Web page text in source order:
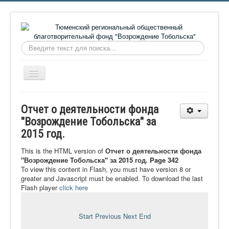
Искать...
Включить/
выключить
О фонде
Онлайн библиотека
Видеоматериалы
Контакты
Сайт проекта Достоевский
Отчет о деятельности фонда
"Возрождение Тобольска" за
2015 год.
This is the HTML version of Отчет о деятельности фонда
"Возрождение Тобольска" за 2015 год. Page 342
To view this content in Flash, you must have version 8 or
greater and Javascript must be enabled. To download the last
Flash playerclick here
Start Previous Next End